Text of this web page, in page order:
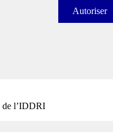
Autoriser
l’IDDRI